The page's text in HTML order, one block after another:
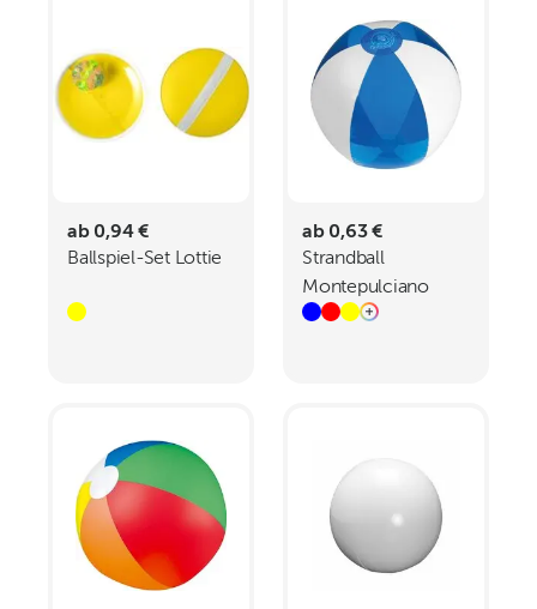
ab 0,94 €
Ballspiel-Set Lottie
ab 0,63 €
Strandball
Montepulciano